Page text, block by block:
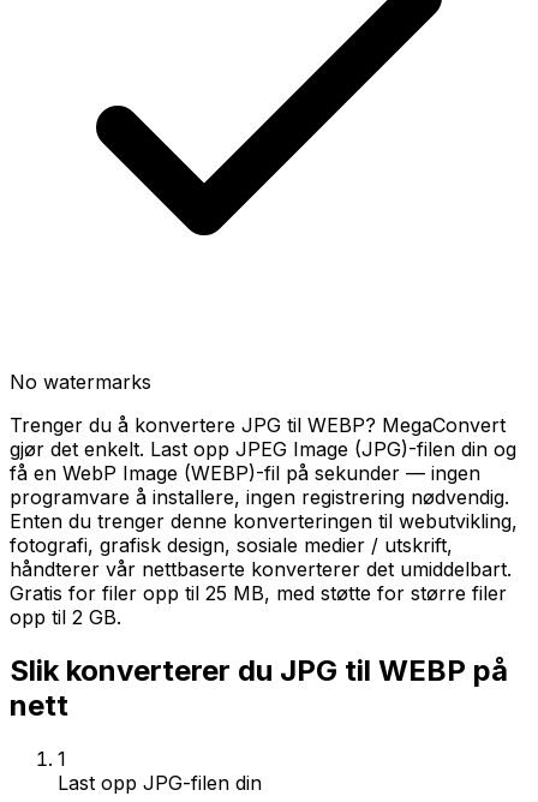
No watermarks
Trenger du å konvertere JPG til WEBP? MegaConvert
gjør det enkelt. Last opp JPEG Image (JPG)-filen din og
få en WebP Image (WEBP)-fil på sekunder — ingen
programvare å installere, ingen registrering nødvendig.
Enten du trenger denne konverteringen til webutvikling,
fotografi, grafisk design, sosiale medier / utskrift,
håndterer vår nettbaserte konverterer det umiddelbart.
Gratis for filer opp til 25 MB, med støtte for større filer
opp til 2 GB.
Slik konverterer du JPG til WEBP på
nett
1
Last opp JPG-filen din